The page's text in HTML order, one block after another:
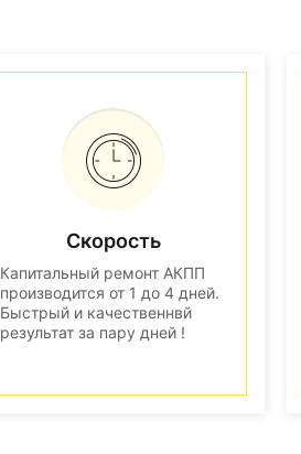
Скорость
Капитальный ремонт АКПП
производится от 1 до 4 дней.
Быстрый и качественнвй
результат за пару дней !